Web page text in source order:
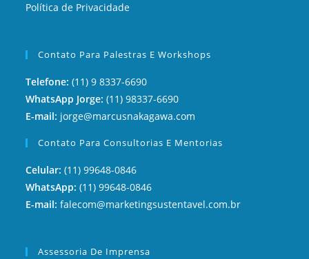
Política de Privacidade
Contato Para Palestras E Workshops
Telefone: (11) 9 8337-6690
WhatsApp Jorge: (11) 98337-6690
E-mail: jorge@marcusnakagawa.com
Contato Para Consultorias E Mentorias
Celular: (11) 99648-0846
WhatsApp: (11) 99648-0846
E-mail: falecom@marketingsustentavel.com.br
Assessoria De Imprensa